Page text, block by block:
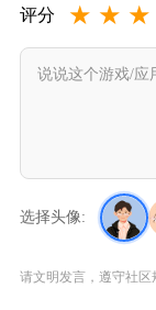
评分 ★ ★ ★
选择头像:
请文明发言，遵守社区